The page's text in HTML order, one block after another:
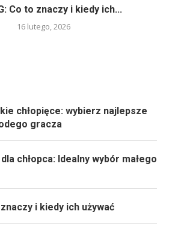
Co to znaczy i kiedy ich...
16 lutego, 2026
chłopięce: wybierz najlepsze
gracza
chłopca: Idealny wybór małego
i kiedy ich używać